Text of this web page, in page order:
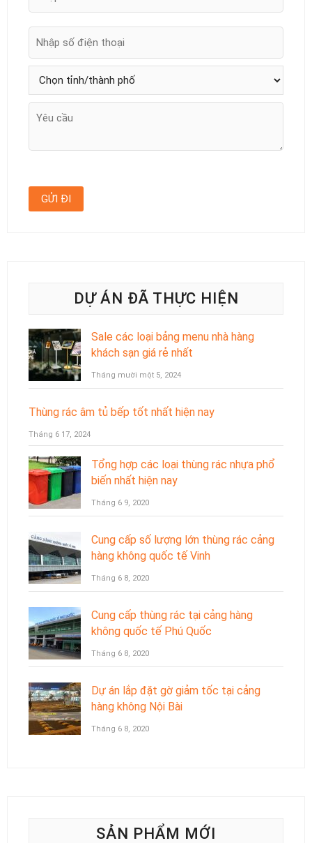
DỰ ÁN ĐÃ THỰC HIỆN
Sale các loại bảng menu nhà hàng
khách sạn giá rẻ nhất
Tháng mười một 5, 2024
Thùng rác âm tủ bếp tốt nhất hiện nay
Tháng 6 17, 2024
Tổng hợp các loại thùng rác nhựa phổ
biến nhất hiện nay
Tháng 6 9, 2020
Cung cấp số lượng lớn thùng rác cảng
hàng không quốc tế Vinh
Tháng 6 8, 2020
Cung cấp thùng rác tại cảng hàng
không quốc tế Phú Quốc
Tháng 6 8, 2020
Dự án lắp đặt gờ giảm tốc tại cảng
hàng không Nội Bài
Tháng 6 8, 2020
SẢN PHẨM MỚI